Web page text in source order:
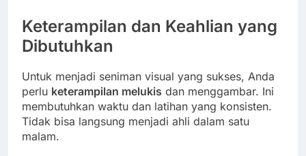
Keterampilan dan Keahlian yang
Dibutuhkan
Untuk menjadi seniman visual yang sukses, Anda
perlu keterampilan melukis dan menggambar. Ini
membutuhkan waktu dan latihan yang konsisten.
Tidak bisa langsung menjadi ahli dalam satu
malam.